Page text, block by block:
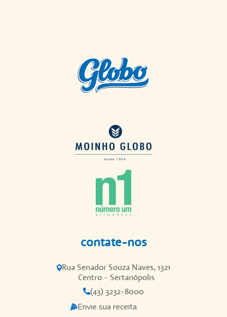
contate-nos
Rua Senador Souza Naves, 1321
Centro - Sertanópolis
(43) 3232-8000
Envie sua receita